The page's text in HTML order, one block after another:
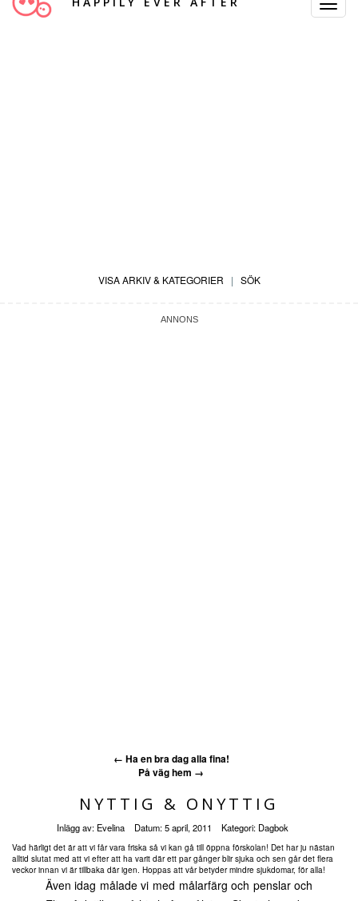
Toggle
VISA ARKIV & KATEGORIER | SÖK
← Ha en bra dag alla fina!
På väg hem →
NYTTIG & ONYTTIG
Inlägg av: Evelina Datum:5 april, 2011 Kategori: Dagbok
Vad härligt det är att vi får vara friska så vi kan gå till öppna förskolan! Det har ju nästan
alltid slutat med att vi efter att ha varit där ett par gånger blir sjuka och sen går det flera
veckor innan vi är tillbaka där igen. Hoppas att vår betyder mindre sjukdomar, för alla!
Även idag målade vi med målarfärg och penslar och